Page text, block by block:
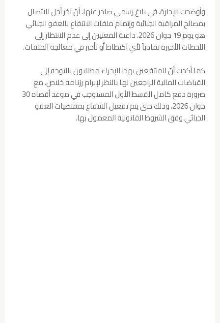
وأوضحت الإدارة، في بلاغ رسمي صادر عنها، أنّ آخر أجل للاتصال
بمصالح المراقبة الجبائية وإتمام ملفات الانتفاع بالعفو الجبائي
هو يوم 19 جوان 2026، داعية المعنيين إلى عدم الانتظار إلى
اللحظات الأخيرة تفادياً لأي اكتظاظ أو تأخير في معالجة الملفات.
كما أكدت أنّ المنتفعين بهذا الإجراء مطالبون بالتوجه إلى
القباضات المالية الراجعين لها بالنظر لإبرام رزنامة خلاص، مع
ضرورة دفع كامل القسط الأول المستوجب في موعد أقصاه 30
جوان 2026، وذلك حتى يتم تفعيل الانتفاع بمقتضيات العفو
الجبائي وفق الشروط القانونية المعمول بها.